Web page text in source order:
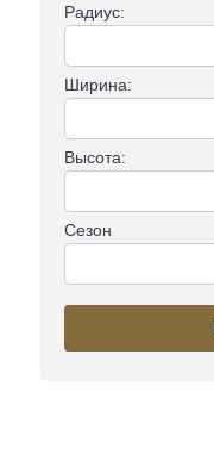
Радиус:
Ширина:
Высота:
Сезон